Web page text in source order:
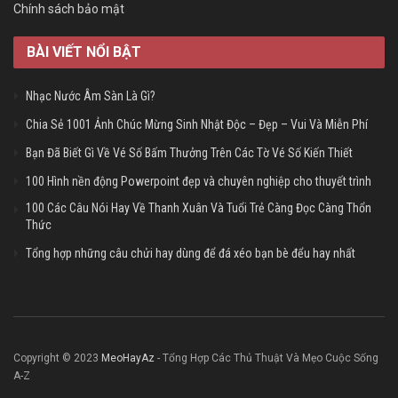
Chính sách bảo mật
BÀI VIẾT NỔI BẬT
Nhạc Nước Âm Sàn Là Gì?
Chia Sẻ 1001 Ảnh Chúc Mừng Sinh Nhật Độc – Đẹp – Vui Và Miễn Phí
Bạn Đã Biết Gì Về Vé Số Bấm Thưởng Trên Các Tờ Vé Số Kiến Thiết
100 Hình nền động Powerpoint đẹp và chuyên nghiệp cho thuyết trình
100 Các Câu Nói Hay Về Thanh Xuân Và Tuổi Trẻ Càng Đọc Càng Thổn
Thức
Tổng hợp những câu chửi hay dùng để đá xéo bạn bè đểu hay nhất
Copyright © 2023 MeoHayAz - Tổng Hợp Các Thủ Thuật Và Mẹo Cuộc Sống
A-Z